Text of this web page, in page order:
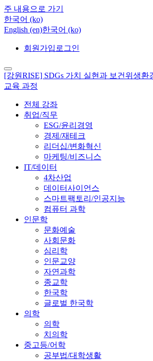
주 내용으로 가기
한국어 ‎(ko)‎
English ‎(en)‎한국어 ‎(ko)‎
회원가입 로그인
[강원RISE] SDGs 가치 실현과 보건위생환
교육 과정
전체 강좌
취업/직무
ESG/윤리경영
경제/재테크
리더십/변화혁신
마케팅/비즈니스
IT/데이터
4차산업
데이터사이언스
스마트팩토리/인공지능
컴퓨터 과학
인문학
문화예술
사회문화
심리학
인문교양
자연과학
종교학
한국학
글로벌 한국학
의학
의학
치의학
중고등/어학
공부법/대학생활